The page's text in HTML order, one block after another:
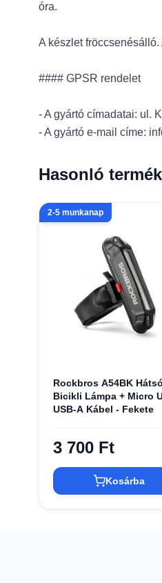
óra.
A készlet
#### GPSR rendelet
- A gyártó címadatai: ul.
- A gyártó e-mail címe:
Hasonló
2-5 munkanap
Rockbros A54BK Hátsó
Bicikli Lámpa + Micro
USB-A Kábel - Fekete
3 700 Ft
Kosárba